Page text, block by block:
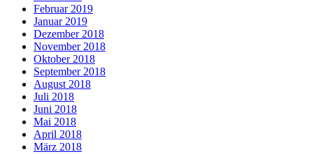
Februar 2019
Januar 2019
Dezember 2018
November 2018
Oktober 2018
September 2018
August 2018
Juli 2018
Juni 2018
Mai 2018
April 2018
März 2018